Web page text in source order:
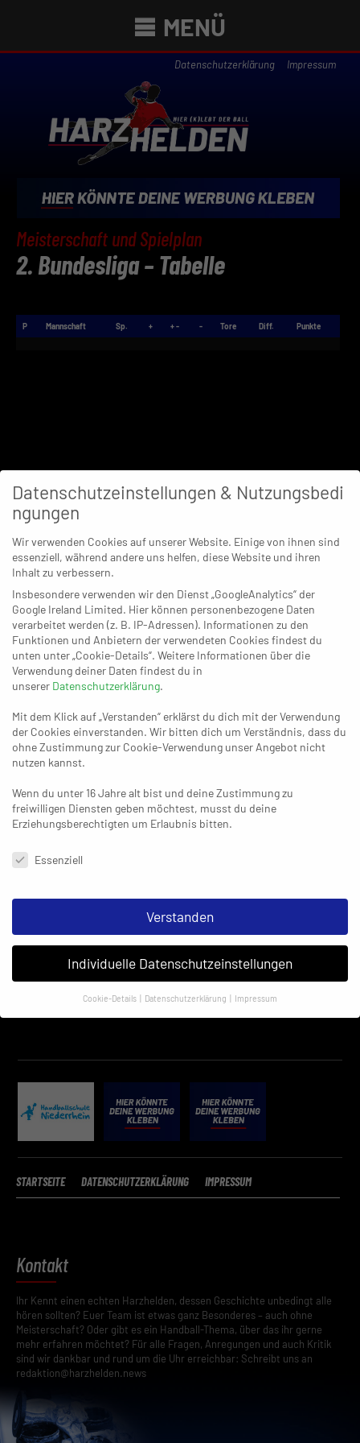
MENÜ
Datenschutzerklärung Impressum
Meisterschaft und Spielplan
2. Bundesliga – Tabelle
P Mannschaft Sp. + + - - Tore Diff. Punkte
STARTSEITE DATENSCHUTZERKLÄRUNG IMPRESSUM
Kontakt
Ihr Kennt einen echten Harzhelden, dessen Geschichte unbedingt alle
hören sollten? Euer Team ist etwas ganz Besonderes – auch ohne
Meisterschaft? Oder gibt es ein Handball-Thema, über das ihr gerne
mehr erfahren möchtet? Für alle Fragen, Anregungen und auch Kritik
sind wir dankbar und rund um die Uhr erreichbar: Schreibt uns an
redaktion@harzhelden.news
Datenschutzeinstellungen & Nutzungsbedi
ngungen
Wir verwenden Cookies auf unserer Website. Einige von ihnen sind
essenziell, während andere uns helfen, diese Website und ihren
Inhalt zu verbessern.
Insbesondere verwenden wir den Dienst „GoogleAnalytics“ der
Google Ireland Limited. Hier können personenbezogene Daten
verarbeitet werden (z. B. IP-Adressen). Informationen zu den
Funktionen und Anbietern der verwendeten Cookies findest du
unten unter „Cookie-Details“. Weitere Informationen über die
Verwendung deiner Daten findest du in
unserer Datenschutzerklärung.
Mit dem Klick auf „Verstanden“ erklärst du dich mit der Verwendung
der Cookies einverstanden. Wir bitten dich um Verständnis, dass du
ohne Zustimmung zur Cookie-Verwendung unser Angebot nicht
nutzen kannst.
Wenn du unter 16 Jahre alt bist und deine Zustimmung zu
freiwilligen Diensten geben möchtest, musst du deine
Erziehungsberechtigten um Erlaubnis bitten.
Datenschutzeinstellungen & Nutzungsbedingungen
Essenziell
Verstanden
Individuelle Datenschutzeinstellungen
Cookie-Details Datenschutzerklärung Impressum
Datenschutzeinstellungen
Google Ireland Limited. Hier können personenbezogene Daten
unten unter „Cookie-Details“. Weitere Informationen über die
Verwendung deiner Daten findest du in
der Cookies einverstanden. Wir bitten dich um Verständnis, dass du
ohne Zustimmung zur Cookie-Verwendung unser Angebot nicht
freiwilligen Diensten geben möchtest, musst du deine
Erziehungsberechtigten um Erlaubnis bitten.
können Ihre Einwilligung zu ganzen Kategorien geben oder sich
weitere Informationen anzeigen lassen und so nur bestimmte
Cookies auswählen.
Datenschutzeinstellungen
Essenziell (2)